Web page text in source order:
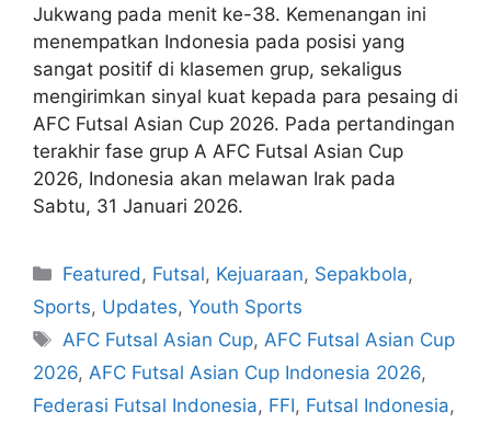
Jukwang pada menit ke-38. Kemenangan ini
menempatkan Indonesia pada posisi yang
sangat positif di klasemen grup, sekaligus
mengirimkan sinyal kuat kepada para pesaing di
AFC Futsal Asian Cup 2026. Pada pertandingan
terakhir fase grup A AFC Futsal Asian Cup
2026, Indonesia akan melawan Irak pada
Sabtu, 31 Januari 2026.
Featured, Futsal, Kejuaraan, Sepakbola,
Sports, Updates, Youth Sports
AFC Futsal Asian Cup,AFC Futsal Asian Cup
2026, AFC Futsal Asian Cup Indonesia 2026,
Federasi Futsal Indonesia, FFI, Futsal Indonesia,